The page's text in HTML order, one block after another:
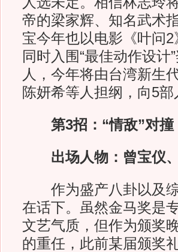
帝的梁家辉、知名武术
宝今年也以电影《叶问
同时入围“最佳动作设
人，今年将由台湾新生
陈妍希等人担纲，向5
第3招：“情敌”对撞
出场人物：曾宝仪
作为盛产八卦以及综
在话下。虽然金马奖是
文艺气质，但作为颁奖
的重任，此前某届颁奖